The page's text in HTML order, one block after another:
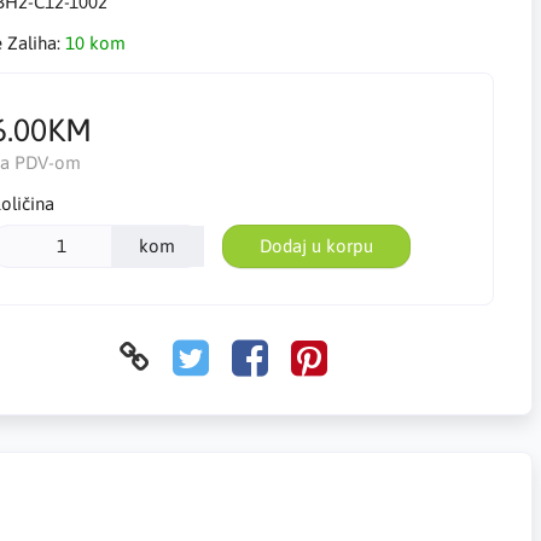
Zaliha: 10 kom
PDV-om
kom Dodaj u korpu